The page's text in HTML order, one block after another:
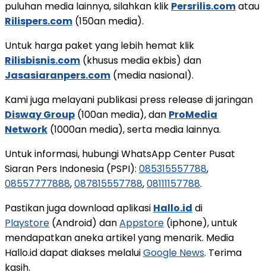
puluhan media lainnya, silahkan klik Persrilis.comatau
Rilispers.com (150an media).
Untuk harga paket yang lebih hemat klik
Rilisbisnis.com (khusus media ekbis) dan
Jasasiaranpers.com (media nasional).
Kami juga melayani publikasi press release di jaringan
Disway Group (100an media), dan ProMedia
Network (1000an media), serta media lainnya.
Untuk informasi, hubungi WhatsApp Center Pusat
Siaran Pers Indonesia (PSPI): 085315557788,
08557777888,087815557788,08111157788.
Pastikan juga download aplikasi Hallo.id di
Playstore (Android) danAppstore (iphone), untuk
mendapatkan aneka artikel yang menarik. Media
Hallo.id dapat diakses melaluiGoogle News. Terima
kasih.